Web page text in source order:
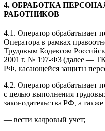
4. ОБРАБОТКА
РАБОТНИКОВ
4.1. Оператор обрабатывает
Оператора в рамках
Трудовым Кодексом
2001 г. № 197-ФЗ (далее —
РФ, касающейся защиты
4.2. Оператор обрабатывает
с целью выполнения
законодательства РФ, а
— вести кадровый учет;